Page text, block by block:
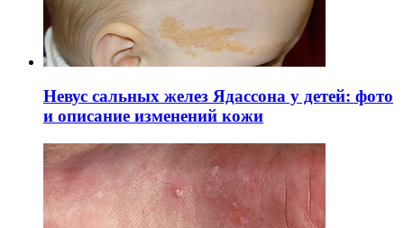
Невус сальных желез Ядассона у детей: фото
и описание изменений кожи